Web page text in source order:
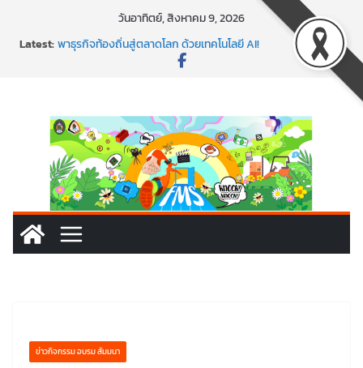
วันอาทิตย์, สิงหาคม 9, 2026
Latest:พาธุรกิจท้องถิ่นสู่ตลาดโลก ด้วยเทคโนโลยี AI!
SMEs ยุคนี้ ถ้าไม่ใช้ AI ถือว่าพลาดมาก!
พร้อมลุยแล้ว! ปักหมุดโรดแมป AI อัปสกิลธุรกิจให้พุ่งทะยาน
ข่าวกิจกรรม อบรม สัมมนา